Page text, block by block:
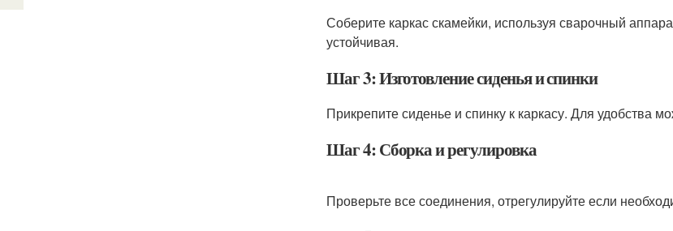
Соберите каркас скамейки, используя сварочный
устойчивая.
Шаг 3: Изготовление сиденья и спинки
Прикрепите сиденье и спинку к каркасу. Для удобства
Шаг 4: Сборка и регулировка
Проверьте все соединения, отрегулируйте если